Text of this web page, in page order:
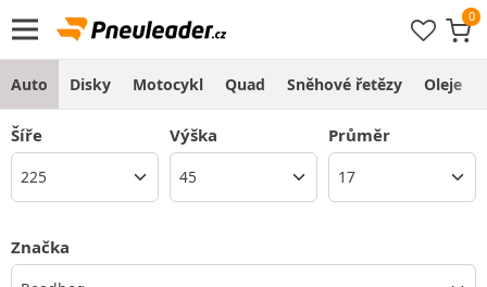
Auto Disky Motocykl Quad Sněhové řetězy Oleje
Šíře Výška Průměr
Značka